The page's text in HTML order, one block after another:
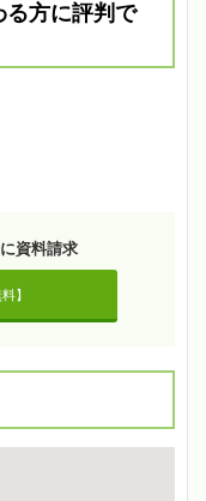
る方に評判で
資料請求
】